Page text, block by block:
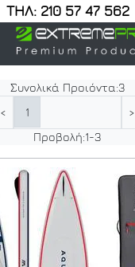
ΤΗΛ: 210 57 47 562
Συνολικά Προιόντα:3
< 1 >
Προβολή:1-3